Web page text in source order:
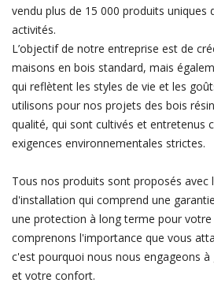
vendu plus de 15 000 produits uniques
activités.
L’objectif de notre entreprise est de
maisons en bois standard, mais
qui reflètent les styles de vie et les
utilisons pour nos projets des bois
qualité, qui sont cultivés et entretenus
exigences environnementales strictes.
Tous nos produits sont proposés avec
d'installation qui comprend une
une protection à long terme pour
comprenons l'importance que vous
c'est pourquoi nous nous engageons
et votre confort.